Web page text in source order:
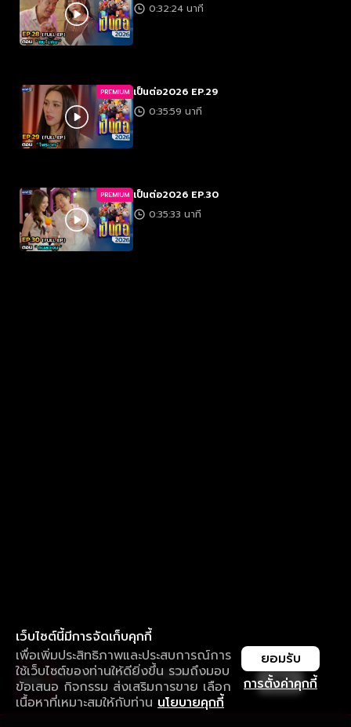
0:32:24 นาที
PREMIUM เป็นต่อ2026 EP.29
0:35:59 นาที
PREMIUM เป็นต่อ2026 EP.30
0:35:33 นาที
เว็บไซต์นี้มีการจัดเก็บคุกกี้
เพื่อเพิ่มประสิทธิภาพและประสบการณ์การ
ใช้เว็บไซต์ของท่านให้ดียิ่งขึ้น รวมถึงมอบ
ข้อเสนอ กิจกรรม ส่งเสริมการขาย เลือก
เนื้อหาที่เหมาะสมให้กับท่าน นโยบายคุกกี้
การตั้งค่าคุกกี้
ยอมรับ
ใช้งานแอป ลื่นไหลกว่า ไม่มีสะดุด
ดาวน์โหลดแอปเพื่อการรับชมที่ดีกว่า เปิด